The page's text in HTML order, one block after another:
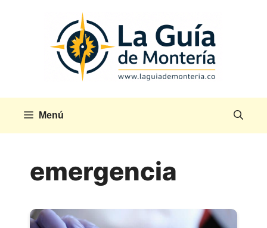
Menú
emergencia